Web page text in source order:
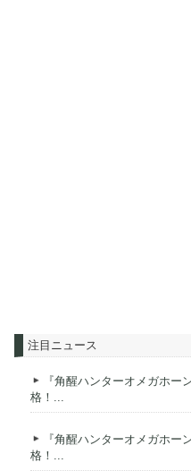
注目ニュース
『角醒ハンターオメガホー
格！...
『角醒ハンターオメガホー
格！...